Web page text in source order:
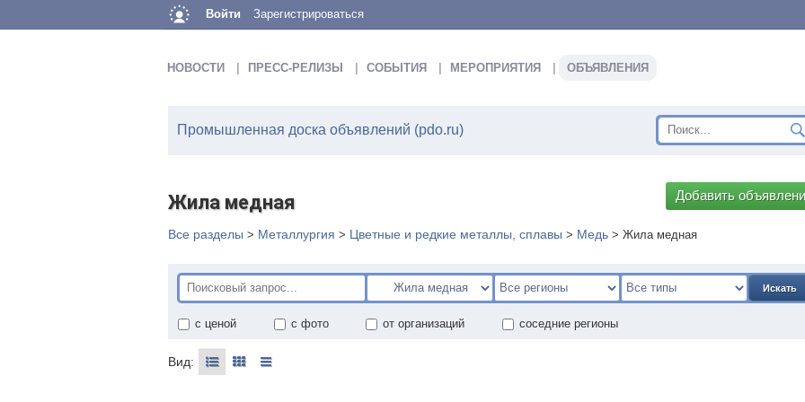
Войти Зарегистрироваться
НОВОСТИ ПРЕСС-РЕЛИЗЫ СОБЫТИЯ МЕРОПРИЯТИЯ ОБЪЯВЛЕНИЯ
Промышленная доска объявлений (pdo.ru)
Жила медная Добавить
Все разделы > Металлургия > Цветные и редкие металлы, сплавы > Медь > Жила медная
Искать
с ценой с фото от организаций соседние регионы
Вид: